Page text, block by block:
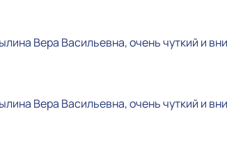
Вера Васильевна, очень чуткий и
Вера Васильевна, очень чуткий и